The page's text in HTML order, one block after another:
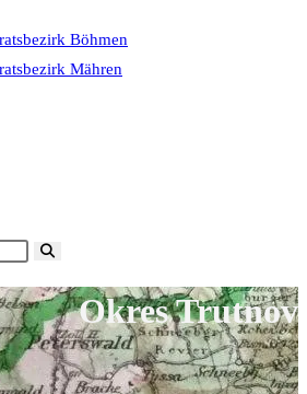
Böhmen
Mähren
Okres Trutnov